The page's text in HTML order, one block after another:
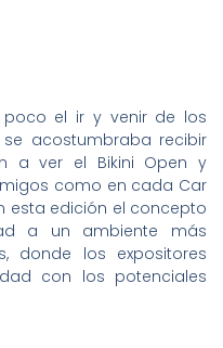
el ir y venir de los
acostumbraba recibir
a ver el Bikini Open y
como en cada Car
esta edición el concepto
a un ambiente más
donde los expositores
con los potenciales